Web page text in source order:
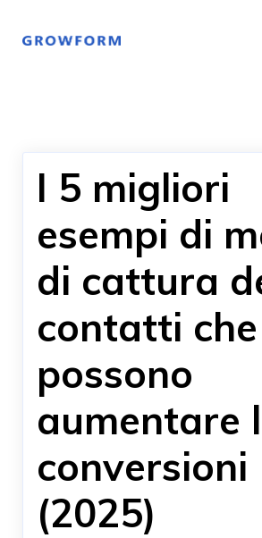
I 5 migliori
esempi di
di cattura
contatti che
possono
aumentare
conversioni
(2025)